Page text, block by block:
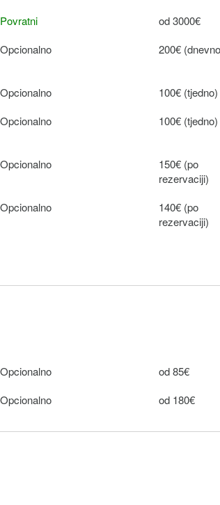
Povratni
od 3000€
Opcionalno 200€
Opcionalno
100€ (tjedno)
Opcionalno 100€ (tjedno)
Opcionalno
150€ (po
rezervaciji)
Opcionalno
140€ (po
rezervaciji)
Opcionalno
150€
Opcionalno
300€ (po
Opcionalno
od 85€
Opcionalno od 180€